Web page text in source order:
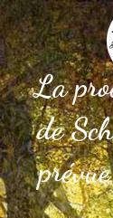
La
de